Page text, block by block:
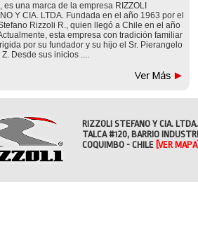
es una marca de la empresa RIZZOLI
Y CIA. LTDA. Fundada en el año 1963 por el
Rizzoli R., quien llegó a Chile en el año
esta empresa con tradición familiar
por su fundador y su hijo el Sr. Pierangelo
Z. Desde sus inicios ....
RIZZOLI STEFANO Y CIA. LTDA.
TALCA #120, BARRIO
COQUIMBO - CHILE [VER